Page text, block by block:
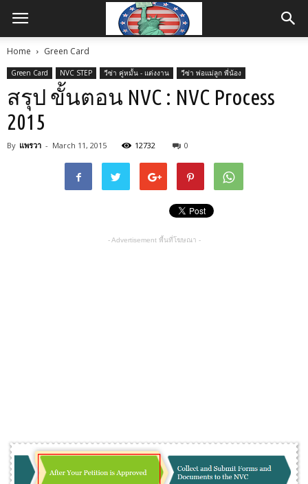
Home Green Card
Green Card NVC STEP วีซ่า คู่หมั้น - แต่งงาน วีซ่า พ่อแม่ลูก พี่น้อง
สรุป ขั้นตอน NVC : NVC Process
2015
By แพรวา - March 11, 2015 12732 0
- Advertisement พื้นที่โฆษณา -